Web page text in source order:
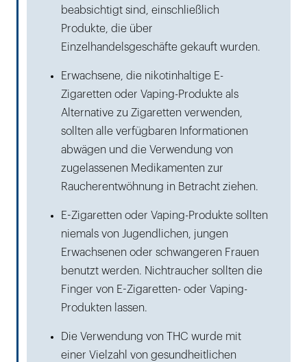
beabsichtigt sind, einschließlich
Produkte, die über
Einzelhandelsgeschäfte gekauft wurden.
Erwachsene, die nikotinhaltige E-
Zigaretten oder Vaping-Produkte als
Alternative zu Zigaretten verwenden,
sollten alle verfügbaren Informationen
abwägen und die Verwendung von
zugelassenen Medikamenten zur
Raucherentwöhnung in Betracht ziehen.
E-Zigaretten oder Vaping-Produkte sollten
niemals von Jugendlichen, jungen
Erwachsenen oder schwangeren Frauen
benutzt werden. Nichtraucher sollten die
Finger von E-Zigaretten- oder Vaping-
Produkten lassen.
Die Verwendung von THC wurde mit
einer Vielzahl von gesundheitlichen